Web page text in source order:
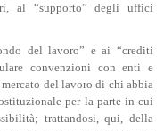
al “supporto” degli uffici
del lavoro” e ai “crediti
convenzioni con enti e
del lavoro di chi abbia
per la parte in cui
trattandosi, qui, della